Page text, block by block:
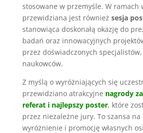
stosowane w przemyśle. W ramach
przewidziana jest również sesja
stanowiąca doskonałą okazję do
badań oraz innowacyjnych
przez doświadczonych specjalistów,
naukowców.
Z myślą o wyróżniających się
przewidziano atrakcyjne nagrody
referat i najlepszy poster, które
przez niezależne jury. To szansa
wyróżnienie i promocję własnych